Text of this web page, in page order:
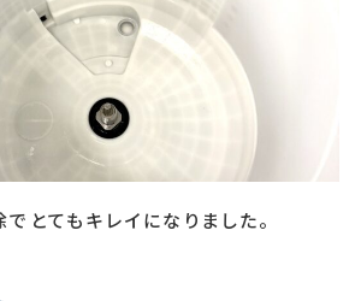
とてもキレイになりました。